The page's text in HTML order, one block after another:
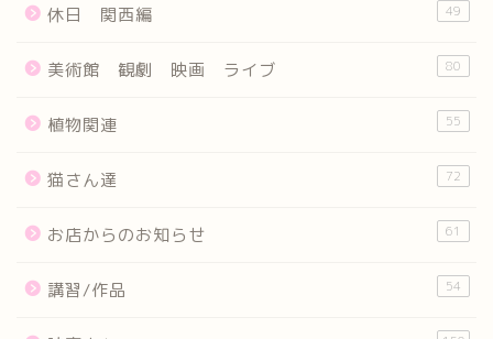
休日 関西編 49
美術館 観劇 映画 ライブ 80
植物関連 55
猫さん達 72
お店からのお知らせ 61
講習/作品 54